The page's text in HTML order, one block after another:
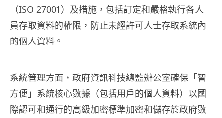
（ISO 27001）及措施，包括訂定和嚴格執行各人
員存取資料的權限，防止未經許可人士存取系統內
的個人資料。
系統管理方面，政府資訊科技總監辦公室確保「智
方便」系統核心數據（包括用戶的個人資料）以國
際認可和通行的高級加密標準加密和儲存於政府數